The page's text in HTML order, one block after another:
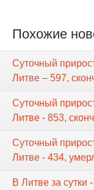
Похожие
Суточный
Литве – 597,
Суточный
Литве - 853,
Суточный
Литве - 434,
В Литве за сутки